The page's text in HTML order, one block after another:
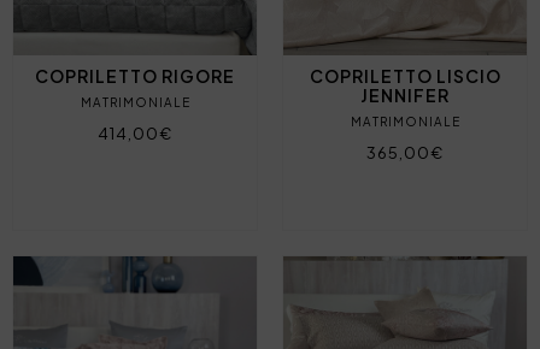
COPRILETTO RIGORE
MATRIMONIALE
414,00€
COPRILETTO LISCIO
JENNIFER
MATRIMONIALE
365,00€